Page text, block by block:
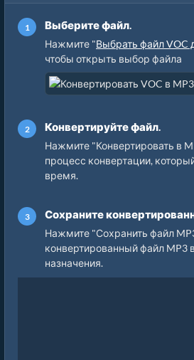
Выберите файл.
Нажмите "Выбрать файл VOC
чтобы открыть выбор файла
Конвертируйте файл.
Нажмите "Конвертировать в
процесс конвертации,
время.
Сохраните
Нажмите "Сохранить файл
конвертированный файл MP3
назначения.